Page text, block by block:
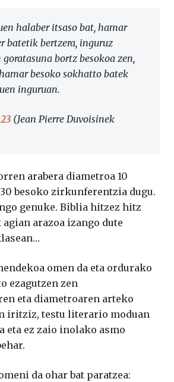
halaber itsaso bat, hamar
batetik bertzera, inguruz
bortz besokoa zen,
besoko sokhatto batek
inguruan.
(Jean Pierre Duvoisinek
arabera diametroa 10
besoko zirkunferentzia dugu.
genuke. Biblia hitzez hitz
arazoa izango dute
omen da eta ordurako
ezagutzen zen
eta diametroaren arteko
iritziz, testu literario moduan
eta ez zaio inolako asmo
da ohar bat paratzea: